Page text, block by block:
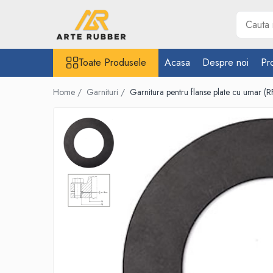
Toate Produsele
Etansare piston hidraulic
Profile din cauciuc
Snur din cauciuc
Cauciuc NBR (rezistent la uleiuri)
Cauciuc siliconic (MVQ)
Cauciuc EPDM spongios
Garnituri din cauciuc cu metal
Toate Produsele Acasa Despre noi
Home / Garnituri / Garnitura pentru flanse plate cu umar